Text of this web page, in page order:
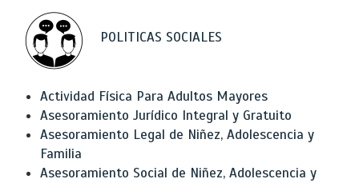
POLITICAS SOCIALES
Actividad Física Para Adultos Mayores
Asesoramiento Jurídico Integral y Gratuito
Asesoramiento Legal de Niñez, Adolescencia y
Familia
Asesoramiento Social de Niñez, Adolescencia y